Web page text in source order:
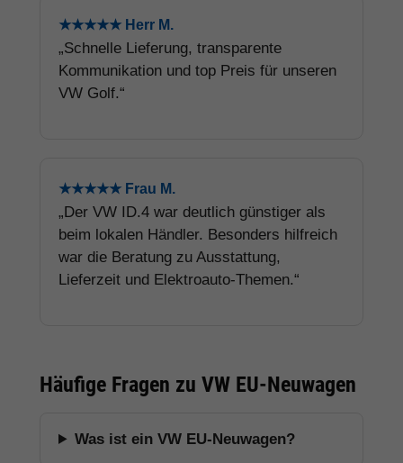
★★★★★ Herr M.
„Schnelle Lieferung, transparente
Kommunikation und top Preis für unseren
VW Golf.“
★★★★★ Frau M.
„Der VW ID.4 war deutlich günstiger als
beim lokalen Händler. Besonders hilfreich
war die Beratung zu Ausstattung,
Lieferzeit und Elektroauto-Themen.“
Häufige Fragen zu VW EU-Neuwagen
Was ist ein VW EU-Neuwagen?